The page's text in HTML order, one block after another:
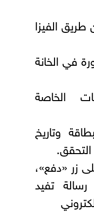
طريق الفيزا
في الخانة
الخاصة
وتاريخ
التحقق.
زر «دفع»،
تفيد